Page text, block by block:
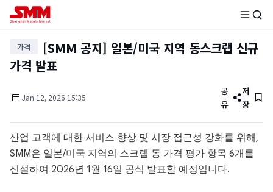
가격
[SMM 공지] 일본/미국 지역 동스크랩 신규
가격 발표
Jan 12, 2026 15:35
공
유
저
장
산업 고객에 대한 서비스 향상 및 시장 접근성 강화를 위해,
SMM은 일본/미국 지역의 스크랩 동 가격 평가 항목 6개를
신설하여 2026년 1월 16일 공식 발표할 예정입니다.